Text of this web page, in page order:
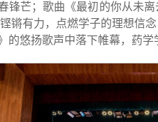
锋芒；歌曲《最初的你从未
铿锵有力，点燃学子的理想信
的悠扬歌声中落下帷幕，药